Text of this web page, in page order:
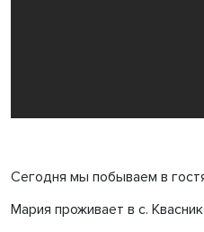
Сегодня мы побываем в
Мария проживает в с.